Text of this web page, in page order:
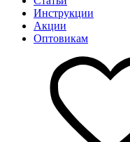
Инструкции
Акции
Оптовикам